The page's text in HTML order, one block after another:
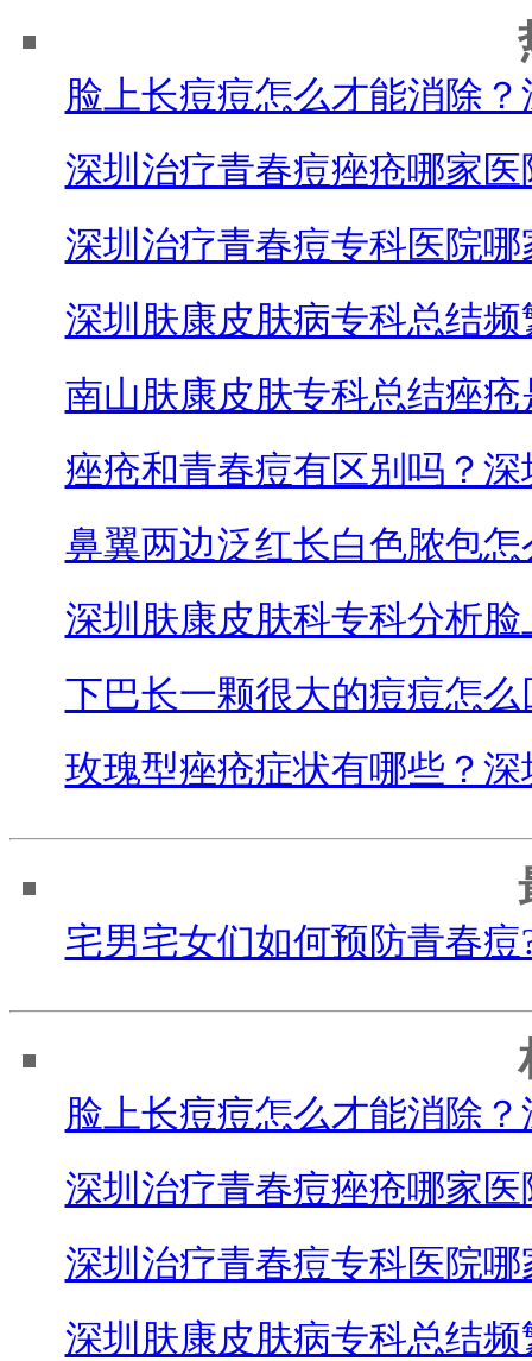
脸上长痘痘怎么才能消除
深圳治疗青春痘痤疮哪家医
深圳治疗青春痘专科医院哪
深圳肤康皮肤病专科总结频
南山肤康皮肤专科总结痤疮
痤疮和青春痘有区别吗？深
鼻翼两边泛红长白色脓包怎
深圳肤康皮肤科专科分析脸
下巴长一颗很大的痘痘怎么
玫瑰型痤疮症状有哪些？深
宅男宅女们如何预防青春痘
脸上长痘痘怎么才能消除
深圳治疗青春痘痤疮哪家医
深圳治疗青春痘专科医院哪
深圳肤康皮肤病专科总结频